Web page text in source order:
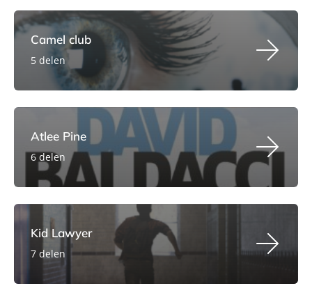
Camel club
5 delen
Atlee Pine
6 delen
Kid Lawyer
7 delen